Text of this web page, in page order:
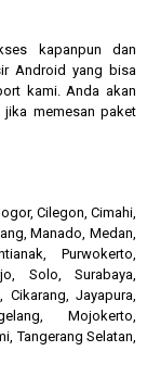
kapanpun dan
Android yang bisa
kami. Anda akan
memesan paket
Cilegon, Cimahi,
Manado, Medan,
Purwokerto,
Solo, Surabaya,
Cikarang, Jayapura,
Mojokerto,
Tangerang Selatan,